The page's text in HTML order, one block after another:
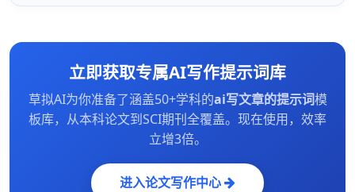
立即获取专属AI写作提示词库
草拟AI为你准备了涵盖50+学科的ai写文章的提示词模
板库，从本科论文到SCI期刊全覆盖。现在使用，效率
立增3倍。
进入论文写作中心